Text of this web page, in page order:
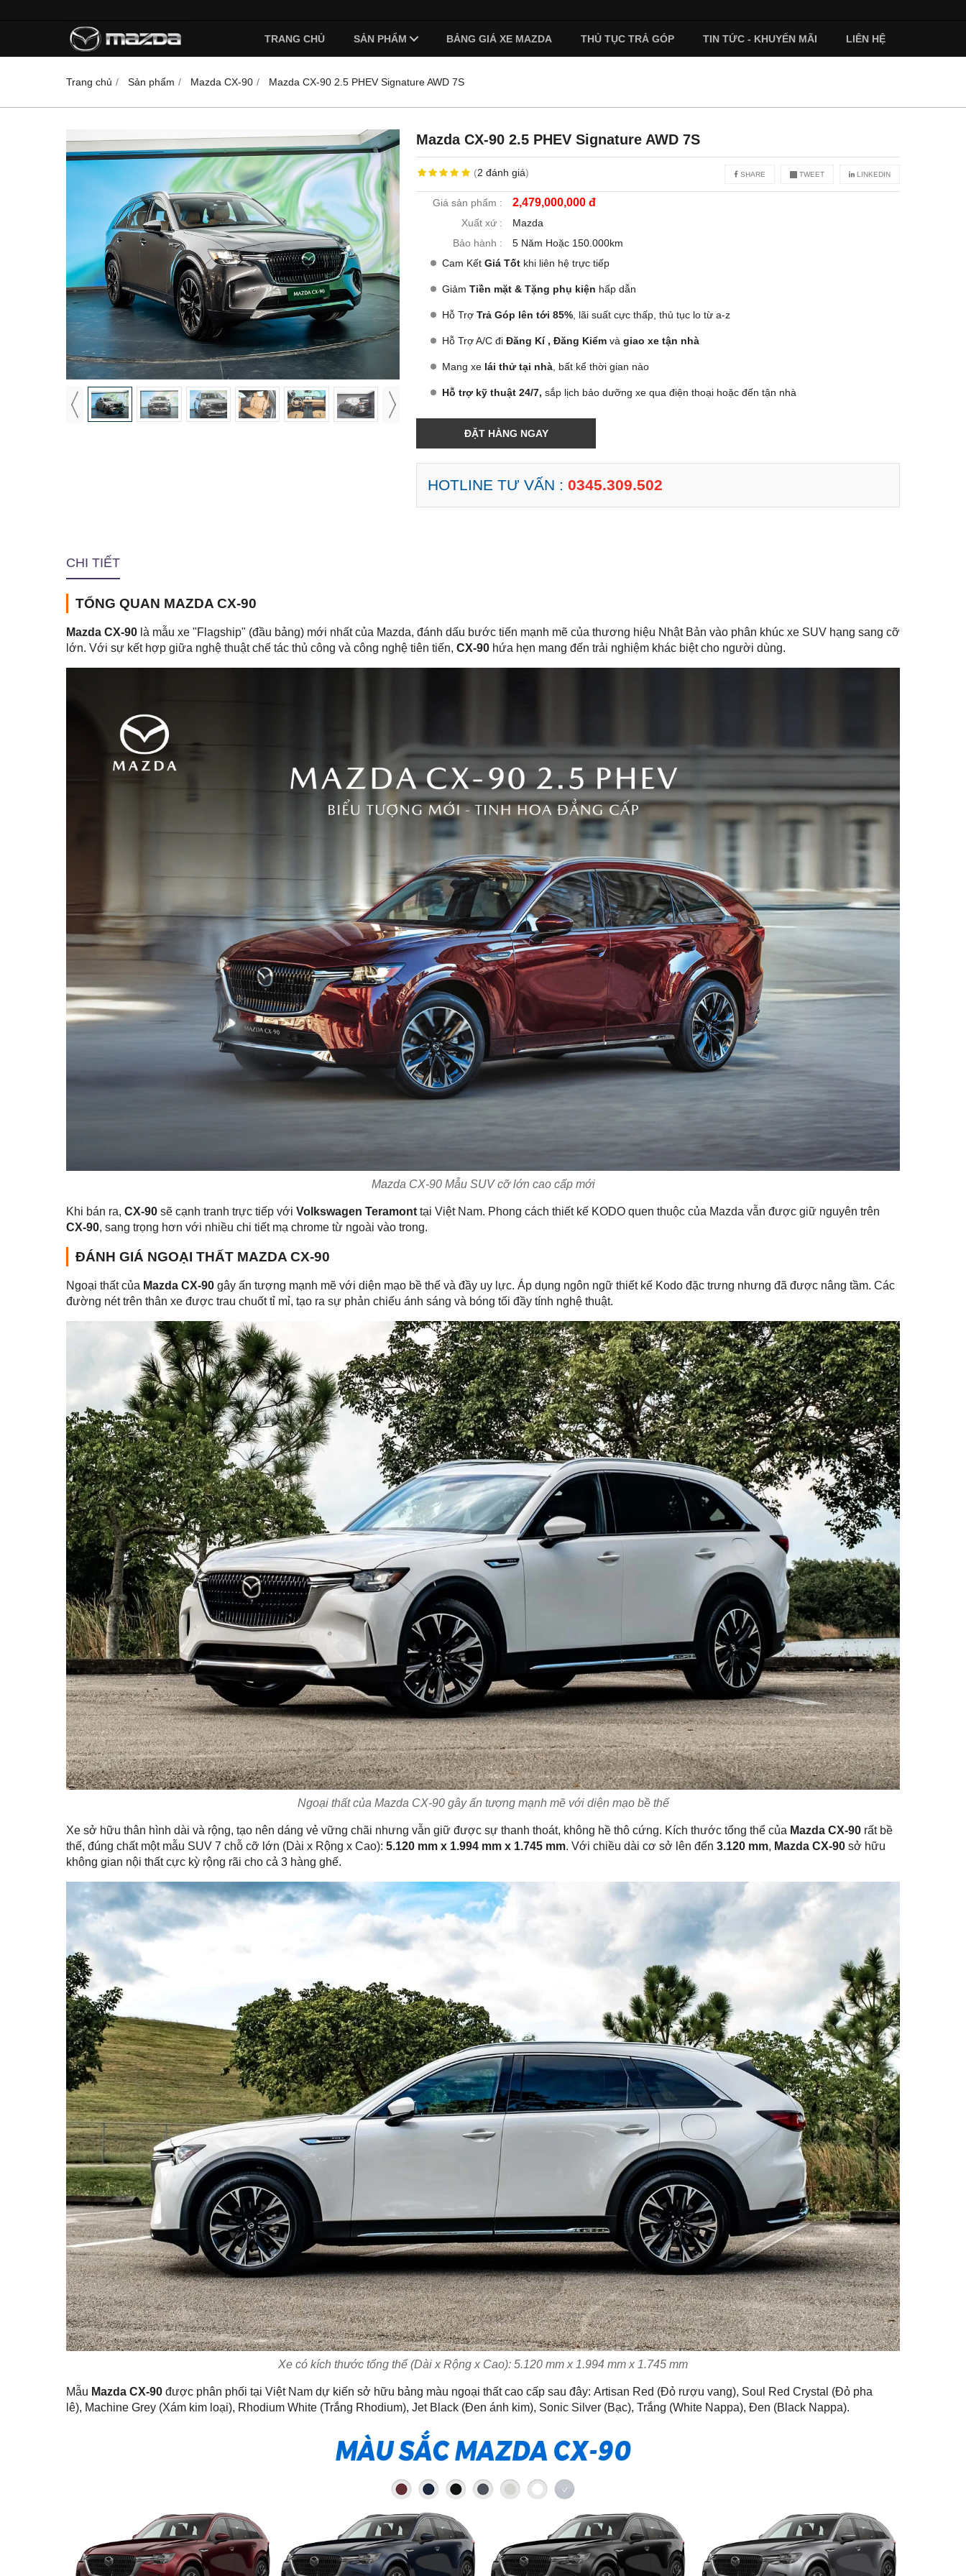
TRANG CHỦ SẢN PHẨM BẢNG GIÁ XE MAZDA THỦ TỤC TRẢ GÓP TIN TỨC - KHUYẾN MÃI LIÊN HỆ
Trang chủ Sản phẩm Mazda CX-90 Mazda CX-90 2.5 PHEV Signature AWD 7S
Mazda CX-90 2.5 PHEV Signature AWD 7S
(2đánh giá) SHARE TWEET LINKEDIN
Giá sản phẩm : 2,479,000,000 đ
Xuất xứ :
Mazda
Bảo hành :
5 Năm Hoặc 150.000km
Cam KếtGiá Tốt khi liên hệ trực tiếp
Giảm Tiền mặt & Tặng phụ kiện hấp dẫn
Hỗ TrợTrả Góp lên tới 85% , lãi suất cực thấp, thủ tục lo từ a-z
Hỗ Trợ A/C điĐăng Kí , Đăng Kiểm vàgiao xe tận nhà
Mang xe lái thử tại nhà , bất kể thời gian nào
Hỗ trợ kỹ thuật 24/7, sắp lịch bảo dưỡng xe qua điện thoại hoặc đến tận nhà
ĐẶT HÀNG NGAY
HOTLINE TƯ VẤN :0345.309.502
CHI TIẾT
TỔNG QUAN MAZDA CX-90
Mazda CX-90 là mẫu xe "Flagship" (đầu bảng) mới nhất của Mazda, đánh dấu bước tiến mạnh mẽ của thương hiệu Nhật Bản vào phân khúc xe SUV hạng sang cỡ
lớn. Với sự kết hợp giữa nghệ thuật chế tác thủ công và công nghệ tiên tiến, CX-90 hứa hẹn mang đến trải nghiệm khác biệt cho người dùng.
Mazda CX-90 Mẫu SUV cỡ lớn cao cấp mới
Khi bán ra, CX-90 sẽ cạnh tranh trực tiếp với Volkswagen Teramont tại Việt Nam. Phong cách thiết kế KODO quen thuộc của Mazda vẫn được giữ nguyên trên
CX-90, sang trọng hơn với nhiều chi tiết mạ chrome từ ngoài vào trong.
ĐÁNH GIÁ NGOẠI THẤT MAZDA CX-90
Ngoại thất của Mazda CX-90 gây ấn tượng mạnh mẽ với diện mạo bề thế và đầy uy lực. Áp dụng ngôn ngữ thiết kế Kodo đặc trưng nhưng đã được nâng tầm. Các
đường nét trên thân xe được trau chuốt tỉ mỉ, tạo ra sự phản chiếu ánh sáng và bóng tối đầy tính nghệ thuật.
Ngoại thất của Mazda CX-90 gây ấn tượng mạnh mẽ với diện mạo bề thế
Xe sở hữu thân hình dài và rộng, tạo nên dáng vẻ vững chãi nhưng vẫn giữ được sự thanh thoát, không hề thô cứng. Kích thước tổng thể của Mazda CX-90 rất bề
thế, đúng chất một mẫu SUV 7 chỗ cỡ lớn (Dài x Rộng x Cao): 5.120 mm x 1.994 mm x 1.745 mm. Với chiều dài cơ sở lên đến 3.120 mm, Mazda CX-90 sở hữu
không gian nội thất cực kỳ rộng rãi cho cả 3 hàng ghế.
Xe có kích thước tổng thể (Dài x Rộng x Cao): 5.120 mm x 1.994 mm x 1.745 mm
Mẫu Mazda CX-90 được phân phối tại Việt Nam dự kiến sở hữu bảng màu ngoại thất cao cấp sau đây: Artisan Red (Đỏ rượu vang), Soul Red Crystal (Đỏ pha
lê), Machine Grey (Xám kim loại), Rhodium White (Trắng Rhodium), Jet Black (Đen ánh kim), Sonic Silver (Bạc), Trắng (White Nappa), Đen (Black Nappa).